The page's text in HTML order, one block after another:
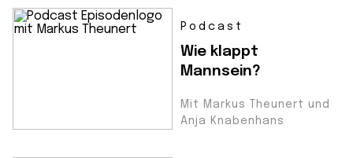
Podcast
Wie klappt
Mannsein?
Mit Markus Theunert und
Anja Knabenhans